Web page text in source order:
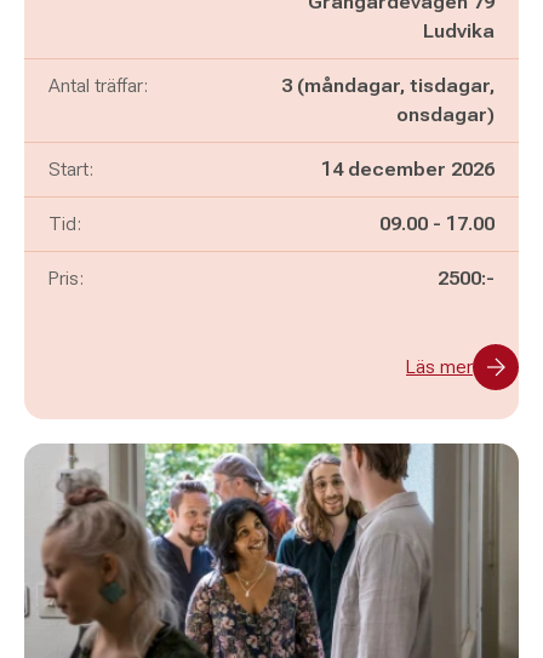
Ludvika
Antal träffar:
3 (måndagar, tisdagar,
onsdagar)
Start: 14 december 2026
Tid: Pågår mellan
09.00 - och
17.00
Pris: 2500:-
Läs mer